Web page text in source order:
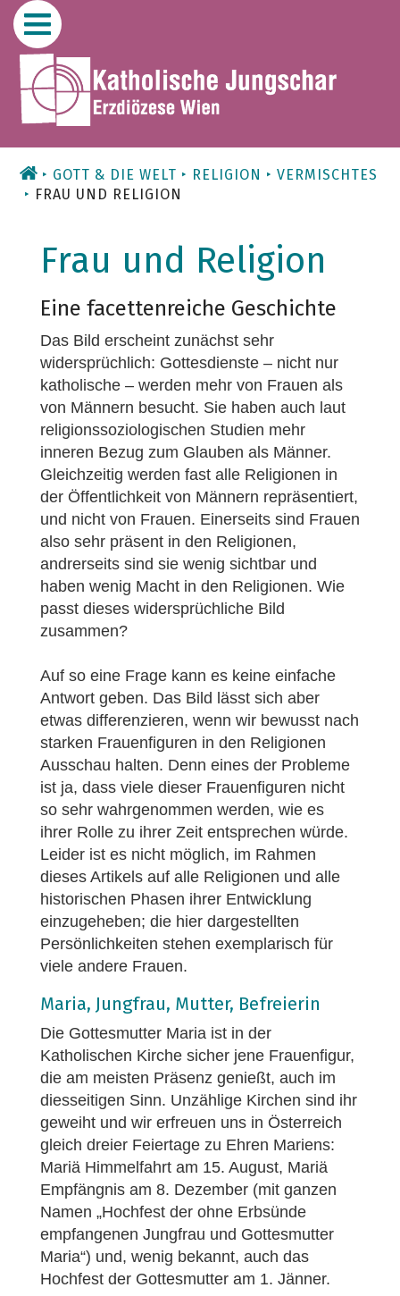
Zum
Inhalt
GOTT & DIE WELT RELIGION
VERMISCHTES
FRAU UND RELIGION
Frau und Religion
Eine facettenreiche Geschichte
Das Bild erscheint zunächst sehr
widersprüchlich: Gottesdienste – nicht nur
katholische – werden mehr von Frauen als
von Männern besucht. Sie haben auch laut
religionssoziologischen Studien mehr
inneren Bezug zum Glauben als Männer.
Gleichzeitig werden fast alle Religionen in
der Öffentlichkeit von Männern repräsentiert,
und nicht von Frauen. Einerseits sind Frauen
also sehr präsent in den Religionen,
andrerseits sind sie wenig sichtbar und
haben wenig Macht in den Religionen. Wie
passt dieses widersprüchliche Bild
zusammen?
Auf so eine Frage kann es keine einfache
Antwort geben. Das Bild lässt sich aber
etwas differenzieren, wenn wir bewusst nach
starken Frauenfiguren in den Religionen
Ausschau halten. Denn eines der Probleme
ist ja, dass viele dieser Frauenfiguren nicht
so sehr wahrgenommen werden, wie es
ihrer Rolle zu ihrer Zeit entsprechen würde.
Leider ist es nicht möglich, im Rahmen
dieses Artikels auf alle Religionen und alle
historischen Phasen ihrer Entwicklung
einzugeheben; die hier dargestellten
Persönlichkeiten stehen exemplarisch für
viele andere Frauen.
Maria, Jungfrau, Mutter, Befreierin
Die Gottesmutter Maria ist in der
Katholischen Kirche sicher jene Frauenfigur,
die am meisten Präsenz genießt, auch im
diesseitigen Sinn. Unzählige Kirchen sind ihr
geweiht und wir erfreuen uns in Österreich
gleich dreier Feiertage zu Ehren Mariens:
Mariä Himmelfahrt am 15. August, Mariä
Empfängnis am 8. Dezember (mit ganzen
Namen „Hochfest der ohne Erbsünde
empfangenen Jungfrau und Gottesmutter
Maria“) und, wenig bekannt, auch das
Hochfest der Gottesmutter am 1. Jänner.